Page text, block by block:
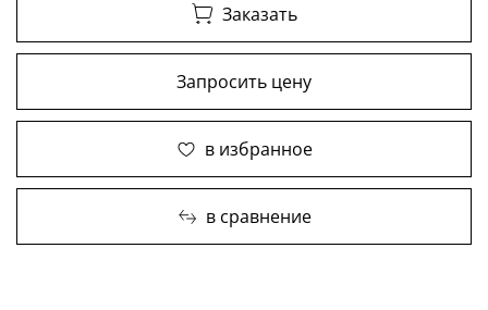
Заказать
Запросить цену
в избранное
в сравнение